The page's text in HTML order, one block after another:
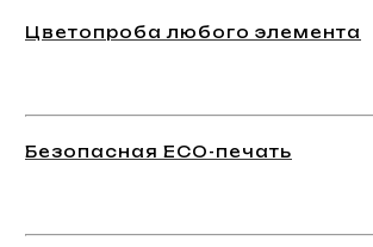
Цветопроба любого элемента
Безопасная ECO-печать